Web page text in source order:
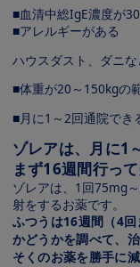
■血清中総IgE濃度が
■アレルギーがある
ハウスダスト、ダニ
■体重が20～150kgの
■月に1～2回通院でき
ゾレアは、月に1
まず16週間行っ
ゾレアは、1回75mg
射をするお薬です。
ふつうは16週間（4
かどうかを調べて、
そくのお薬を勝手に